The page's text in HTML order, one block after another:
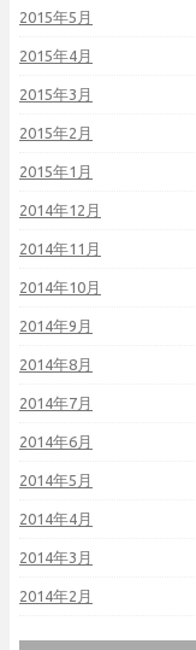
2015年5月
2015年4月
2015年3月
2015年2月
2015年1月
2014年12月
2014年11月
2014年10月
2014年9月
2014年8月
2014年7月
2014年6月
2014年5月
2014年4月
2014年3月
2014年2月